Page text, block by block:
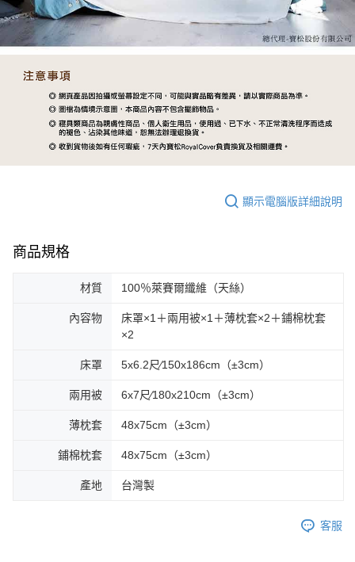
顯示電腦版詳細說明
商品規格
材質 100％萊賽爾纖維（天絲）
內容物
床罩×1＋兩用被×1＋薄枕套×2＋鋪棉枕套
×2
床罩 5x6.2尺∕150x186cm（±3cm）
兩用被 6x7尺∕180x210cm（±3cm）
薄枕套 48x75cm（±3cm）
鋪棉枕套 48x75cm（±3cm）
產地 台灣製
客服